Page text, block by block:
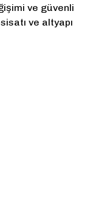
ve güvenli
ve altyapı